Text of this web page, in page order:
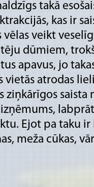
takā
kas ir
veikt
dūmiem,
apavus, jo
vietās atrodas
ziņkārīgos saista
Ejot pa taku
meža cūkas,